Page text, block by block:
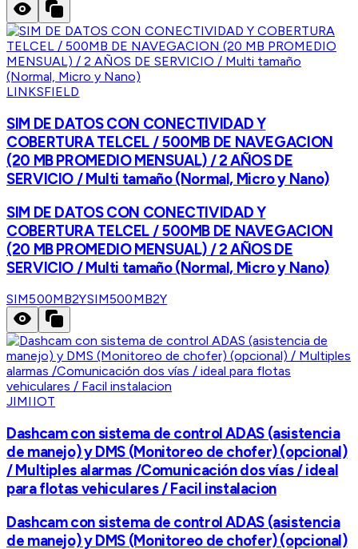
LINKSFIELD
SIM DE DATOS CON CONECTIVIDAD Y
COBERTURA TELCEL / 500MB DE NAVEGACION
(20 MB PROMEDIO MENSUAL) / 2 AÑOS DE
SERVICIO / Multi tamaño (Normal, Micro y Nano)
SIM DE DATOS CON CONECTIVIDAD Y
COBERTURA TELCEL / 500MB DE NAVEGACION
(20 MB PROMEDIO MENSUAL) / 2 AÑOS DE
SERVICIO / Multi tamaño (Normal, Micro y Nano)
SIM500MB2YSIM500MB2Y
JIMIIOT
Dashcam con sistema de control ADAS (asistencia
de manejo) y DMS (Monitoreo de chofer) (opcional)
/ Multiples alarmas /Comunicación dos vías / ideal
para flotas vehiculares / Facil instalacion
Dashcam con sistema de control ADAS (asistencia
de manejo) y DMS (Monitoreo de chofer) (opcional)